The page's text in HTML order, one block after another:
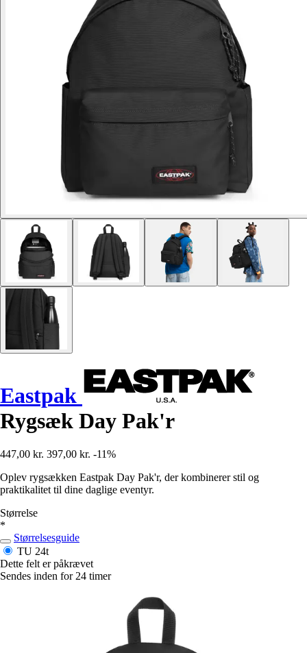
Eastpak
Rygsæk Day Pak'r
447,00 kr. 397,00 kr. -11%
Oplev rygsækken Eastpak Day Pak'r, der kombinerer stil og
praktikalitet til dine daglige eventyr.
Størrelse
*
Størrelsesguide
TU 24t
Dette felt er påkrævet
Sendes inden for 24 timer